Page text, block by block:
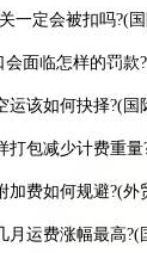
一定会被扣吗?(
面临怎样的罚款
运该如何抉择?(国
打包减少计费重
加费如何规避?(外
月运费涨幅最高